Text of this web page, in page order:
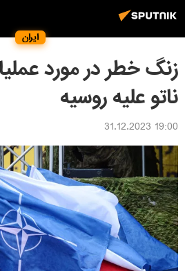
ایران
زنگ خطر در مورد
ناتو علیه روسیه
19:00 31.12.2023